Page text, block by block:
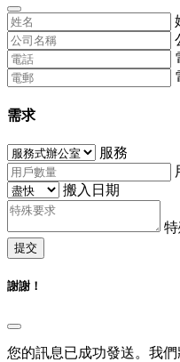
需求
服務
搬入日期
提交
謝謝！
您的訊息已成功發送。我們